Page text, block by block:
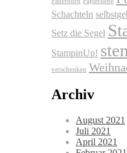
Schachteln
Setz die Segel
StampinUp!
verschenken
Archiv
August 2021
Juli 2021
April 2021